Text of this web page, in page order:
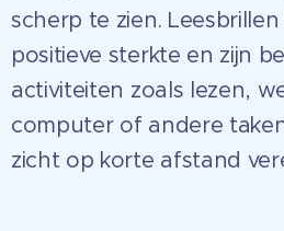
scherp te zien.
positieve sterkte en zijn
activiteiten zoals lezen,
computer of andere
zicht op korte afstand